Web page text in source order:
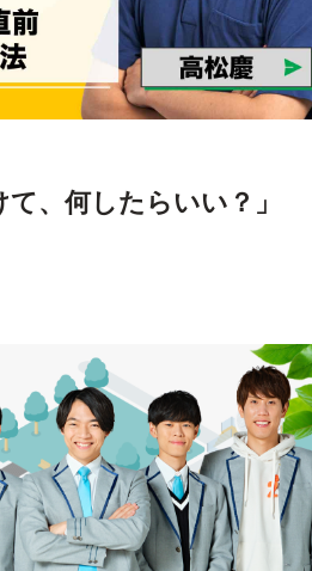
、何したらいい？」